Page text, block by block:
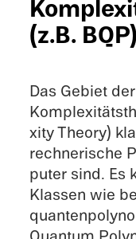
(z.B. BQP)
Das Gebiet
xity Theory)
rechne­ri­sche
pu­ter sind. Es
Klassen wie